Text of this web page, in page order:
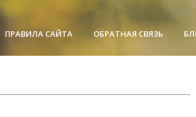
ПРАВИЛА САЙТА ОБРАТНАЯ СВЯЗЬ